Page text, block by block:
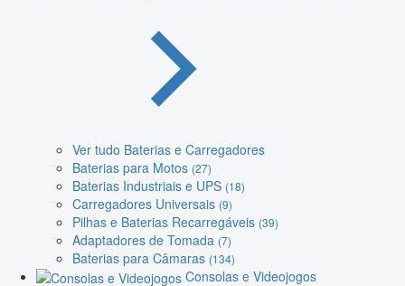
Ver tudo Baterias e Carregadores
Baterias para Motos (27)
Baterias Industriais e UPS (18)
Carregadores Universais (9)
Pilhas e Baterias Recarregáveis (39)
Adaptadores de Tomada (7)
Baterias para Câmaras (134)
Consolas e Videojogos